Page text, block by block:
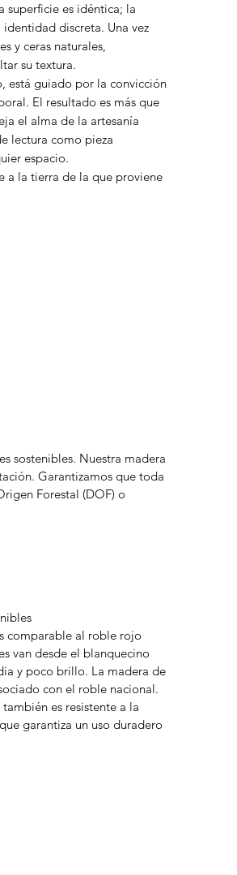
superficie es idéntica; la
discreta. Una vez
y ceras naturales,
su textura.
está guiado por la convicción
El resultado es más que
el alma de la artesanía
lectura como pieza
espacio.
a la tierra de la que proviene
sostenibles. Nuestra madera
Garantizamos que toda
Forestal (DOF) o
comparable al roble rojo
van desde el blanquecino
y poco brillo. La madera de
con el roble nacional.
es resistente a la
garantiza un uso duradero